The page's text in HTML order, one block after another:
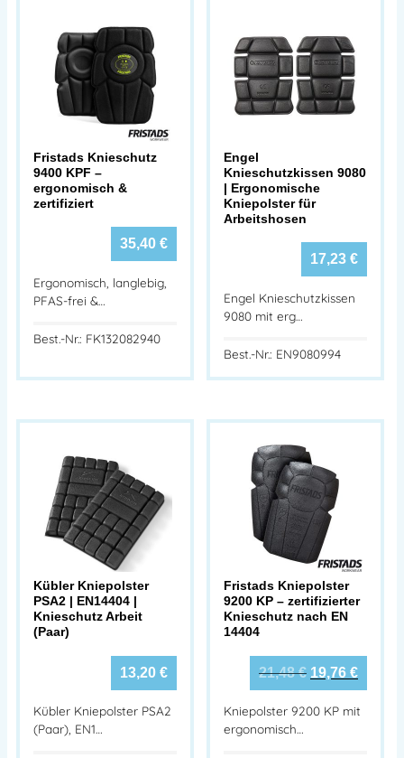
Fristads Knieschutz
9400 KPF –
ergonomisch &
zertifiziert
35,40 €
Ergonomisch, langlebig,
PFAS-frei &…
Best.-Nr.: FK132082940
Engel
Knieschutzkissen 9080
| Ergonomische
Kniepolster für
Arbeitshosen
17,23 €
Engel Knieschutzkissen
9080 mit erg…
Best.-Nr.: EN9080994
Kübler Kniepolster
PSA2 | EN14404 |
Knieschutz Arbeit
(Paar)
13,20 €
Kübler Kniepolster PSA2
(Paar), EN1…
Fristads Kniepolster
9200 KP – zertifizierter
Knieschutz nach EN
14404
21,48€ 19,76 €
Kniepolster 9200 KP mit
ergonomisch…